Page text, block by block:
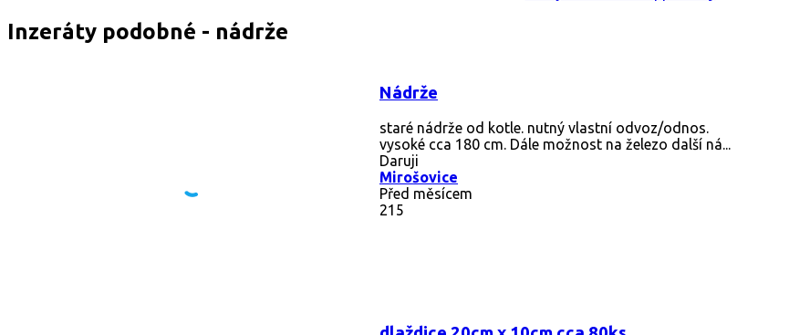
Inzeráty podobné - nádrže
Nádrže
staré nádrže od kotle. nutný vlastní odvoz/odnos.
vysoké cca 180 cm. Dále možnost na železo další ná...
Daruji
Mirošovice
Před měsícem
215